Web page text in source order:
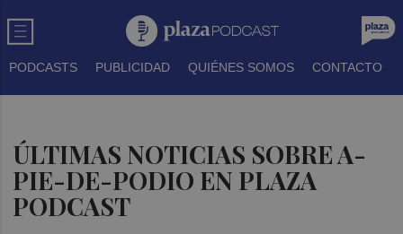
PODCASTS PUBLICIDAD QUIÉNES SOMOS CONTACTO
ÚLTIMAS NOTICIAS SOBRE A-
PIE-DE-PODIO EN PLAZA
PODCAST